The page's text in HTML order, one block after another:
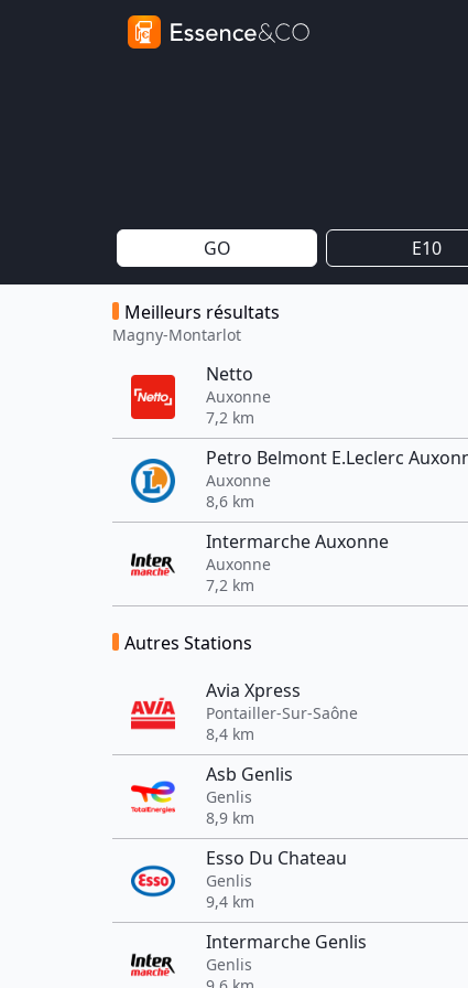
GO E10
Meilleurs résultats
Magny-Montarlot
Netto
Auxonne
7,2 km
Petro Belmont E.Leclerc
Auxonne
8,6 km
Intermarche Auxonne
Auxonne
7,2 km
Autres Stations
Avia Xpress
Pontailler-Sur-Saône
8,4 km
Asb Genlis
Genlis
8,9 km
Esso Du Chateau
Genlis
9,4 km
Intermarche Genlis
Genlis